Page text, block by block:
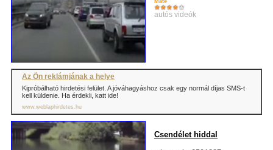
Máté
autós videók
Az Ön reklámjának a helye
Kipróbálható hirdetési felület. A jóváhagyáshoz csak egy normál díjas SMS-t
kell küldenie. Ha érdekli, katt ide!
www.weblaphirdetes.hu
Csendélet hiddal